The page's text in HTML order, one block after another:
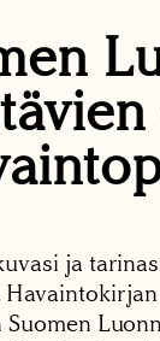
ja
Suomen